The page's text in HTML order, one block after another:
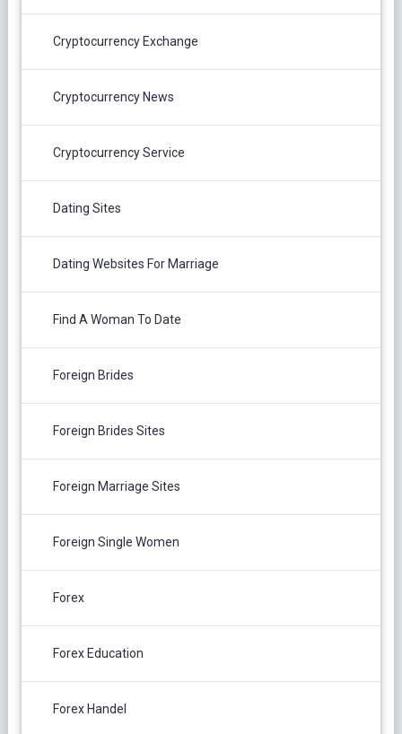
Cryptocurrency Exchange
Cryptocurrency News
Cryptocurrency Service
Dating Sites
Dating Websites For Marriage
Find A Woman To Date
Foreign Brides
Foreign Brides Sites
Foreign Marriage Sites
Foreign Single Women
Forex
Forex Education
Forex Handel